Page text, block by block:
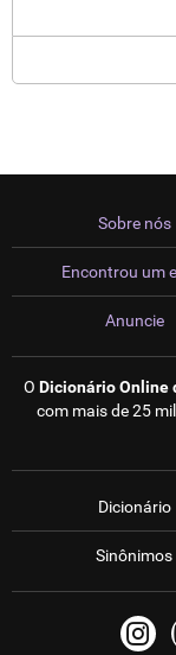
Sobre nós
Encontrou um
Anuncie
O Dicionário Online
com mais de 25
Dicionário
Sinônimos